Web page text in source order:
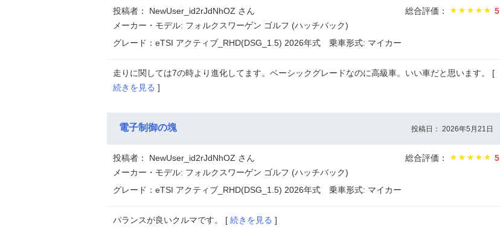
投稿者： NewUser_id2rJdNhOZ さん 総合評価：
5
メーカー・モデル: フォルクスワーゲン ゴルフ (ハッチバック)
グレード：eTSI アクティブ_RHD(DSG_1.5) 2026年式
乗車形式: マイカー
走りに関しては7の時より進化してます。ベーシックグレードなのに高級車。いい車だと思います。 [
続きを見る ]
電子制御の塊 投稿日： 2026年5月21日
投稿者： NewUser_id2rJdNhOZ さん 総合評価：
5
メーカー・モデル: フォルクスワーゲン ゴルフ (ハッチバック)
グレード：eTSI アクティブ_RHD(DSG_1.5) 2026年式
乗車形式: マイカー
パランスが良いクルマです。 [ 続きを見る ]